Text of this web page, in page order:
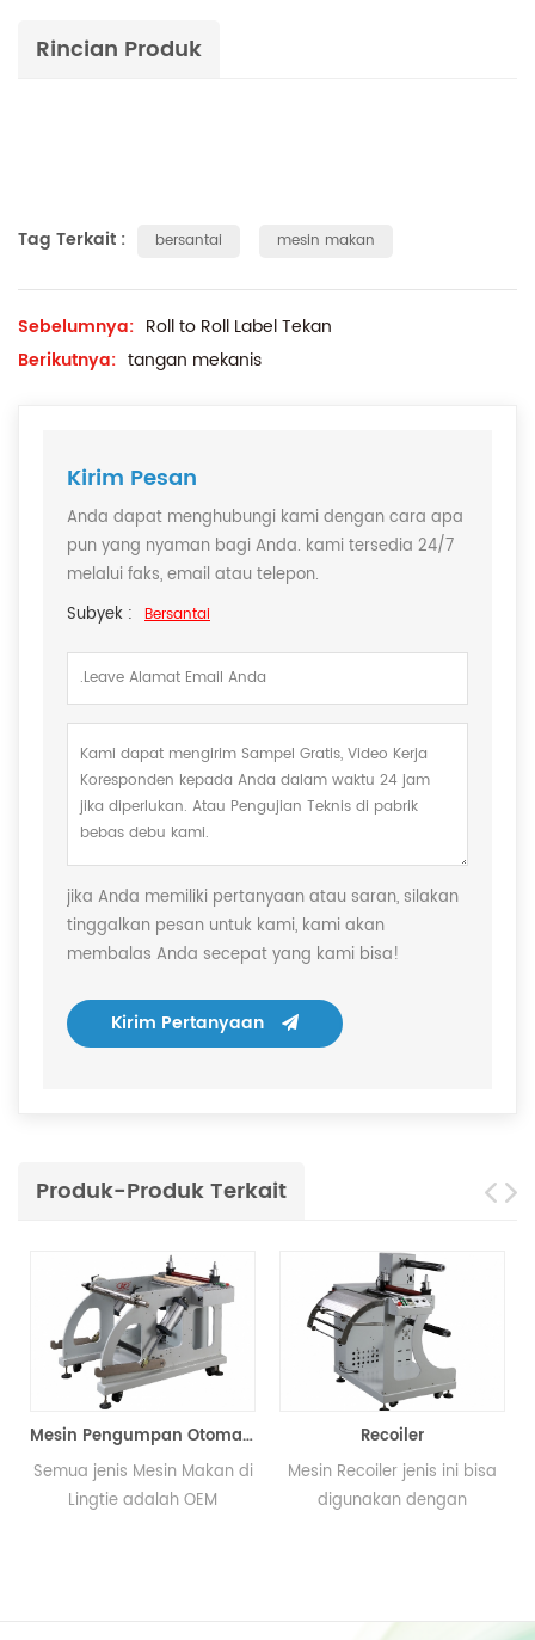
Rincian Produk
Tag Terkait : bersantai mesin makan
Sebelumnya: Roll to Roll Label Tekan
Berikutnya: tangan mekanis
Kirim Pesan
Anda dapat menghubungi kami dengan cara apa
pun yang nyaman bagi Anda. kami tersedia 24/7
melalui faks, email atau telepon.
Subyek : Bersantai
jika Anda memiliki pertanyaan atau saran, silakan
tinggalkan pesan untuk kami, kami akan
membalas Anda secepat yang kami bisa!
Kirim Pertanyaan
Produk-Produk Terkait
Mesin Pengumpan Otomatis
Semua jenis Mesin Makan di
Lingtie adalah OEM
Recoiler
Mesin Recoiler jenis ini bisa
digunakan dengan